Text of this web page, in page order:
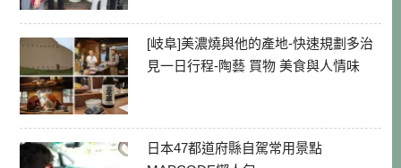
[岐阜]美濃燒與他的產地-快速規劃多治
見一日行程-陶藝 買物 美食與人情味
日本47都道府縣自駕常用景點